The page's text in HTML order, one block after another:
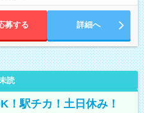
募する 詳細へ
読
！駅チカ！土日休み！